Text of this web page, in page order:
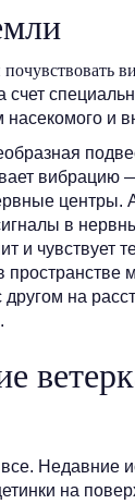
почувствовать
счет
и
вибрацию
центры.
в
и чувствует
пространстве
на
Недавние
на